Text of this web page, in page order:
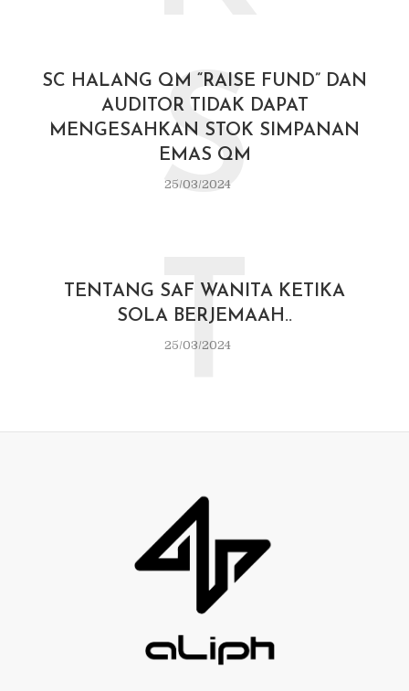
SC HALANG QM “RAISE FUND” DAN
AUDITOR TIDAK DAPAT
MENGESAHKAN STOK SIMPANAN
EMAS QM
25/03/2024
S
TENTANG SAF WANITA KETIKA
SOLA BERJEMAAH..
25/03/2024
T